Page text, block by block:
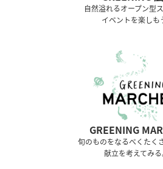
⾃然溢れるオープン型
イベントを楽しも
GREENING
旬のものをなるべくたく
献立を考えてみる